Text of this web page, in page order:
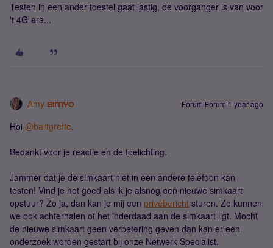
Testen in een ander toestel gaat lastig, de voorganger is van voor
't 4G-era...
Amy Forum|Forum|1 year ago
Hoi ​ @bartgrefte,
Bedankt voor je reactie en de toelichting.
Jammer dat je de simkaart niet in een andere telefoon kan
testen! Vind je het goed als ik je alsnog een nieuwe simkaart
opstuur? Zo ja, dan kan je mij een privébericht sturen. Zo kunnen
we ook achterhalen of het inderdaad aan de simkaart ligt. Mocht
de nieuwe simkaart geen verbetering geven dan kan er een
onderzoek worden gestart bij onze Netwerk Specialist.